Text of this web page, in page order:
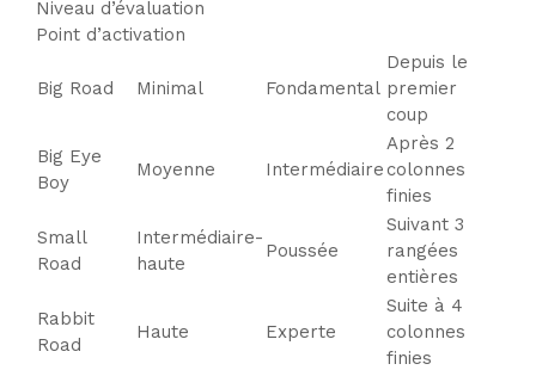
Niveau d’évaluation
Point d’activation
Big Road Minimal Fondamental
Depuis le
premier
coup
Big Eye
Boy
Moyenne Intermédiaire
Après 2
colonnes
finies
Small
Road
Intermédiaire-
haute
Poussée
Suivant 3
rangées
entières
Rabbit
Road
Haute Experte
Suite à 4
colonnes
finies